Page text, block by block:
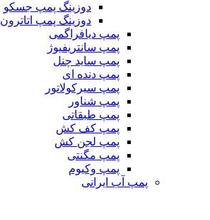
دوزینگ پمپ جسکو
دوزینگ پمپ اتاترون
پمپ دیافراگمی
پمپ سانتریفیوژ
پمپ ساید چنل
پمپ دنده ای
پمپ سیرکولاتور
پمپ شناور
پمپ طبقاتی
پمپ کف کش
پمپ لجن کش
پمپ مگنتی
پمپ وکیوم
پمپ آب ایرانی